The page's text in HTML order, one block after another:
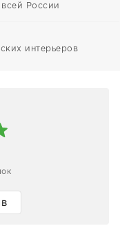
России
интерьеров